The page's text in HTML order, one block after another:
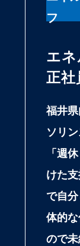
フ
エ
正社
福井
ソリ
「週
けた
で自
体的
ので